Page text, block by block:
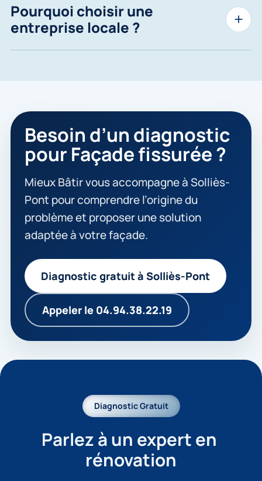
Pourquoi choisir une
entreprise locale ?
Besoin d’un diagnostic
pour Façade fissurée ?
Mieux Bâtir vous accompagne à Solliès-
Pont pour comprendre l’origine du
problème et proposer une solution
adaptée à votre façade.
Diagnostic gratuit à Solliès-Pont
Appeler le 04.94.38.22.19
Diagnostic Gratuit
Parlez à un expert en
rénovation